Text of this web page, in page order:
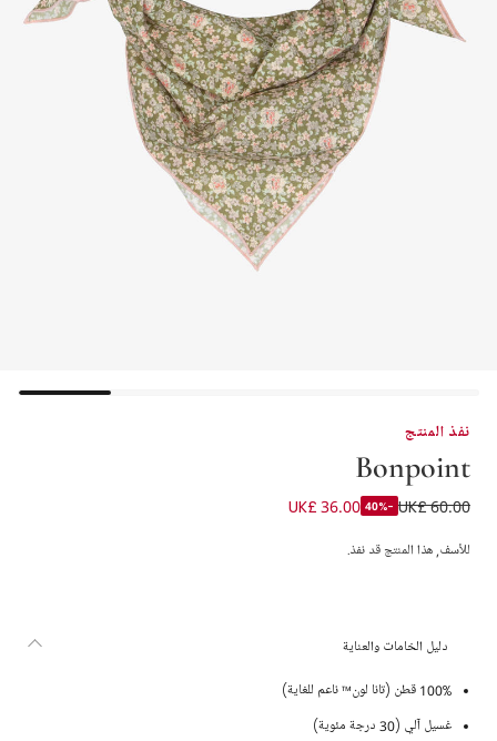
نفذ المنتج
Bonpoint
وشاح بطبعة ليبرتي لون أخضر كاكي للبنات (50 سم)
UK£ 60.00
-40%
UK£ 36.00
للأسف, هذا المنتج قد نفذ.
دليل الخامات والعناية
100% قطن (تانا لون™ ناعم للغاية)
غسيل آلي (30 درجة مئوية)